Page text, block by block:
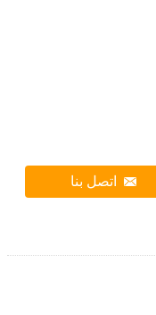
اتصل بنا